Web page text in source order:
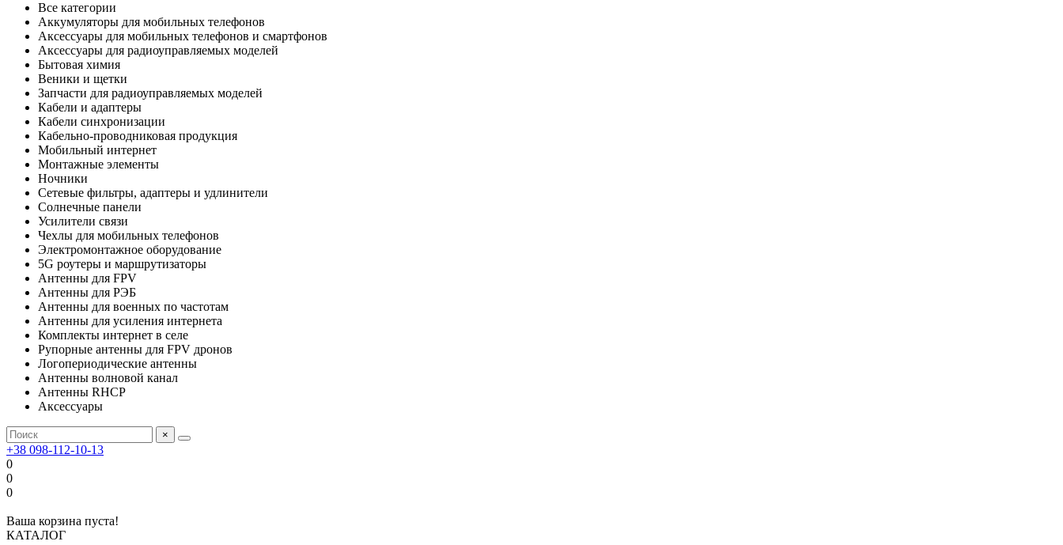
Все категории
Аккумуляторы для мобильных телефонов
Аксессуары для мобильных телефонов и смартфонов
Аксессуары для радиоуправляемых моделей
Бытовая химия
Веники и щетки
Запчасти для радиоуправляемых моделей
Кабели и адаптеры
Кабели синхронизации
Кабельно-проводниковая продукция
Мобильный интернет
Монтажные элементы
Ночники
Сетевые фильтры, адаптеры и удлинители
Солнечные панели
Усилители связи
Чехлы для мобильных телефонов
Электромонтажное оборудование
5G роутеры и маршрутизаторы
Антенны для FPV
Антенны для РЭБ
Антенны для военных по частотам
Антенны для усиления интернета
Комплекты интернет в селе
Рупорные антенны для FPV дронов
Логопериодические антенны
Антенны волновой канал
Антенны RHCP
Аксессуары
×
+38 098-112-10-13
0
0
0
Ваша корзина пуста!
КАТАЛОГ